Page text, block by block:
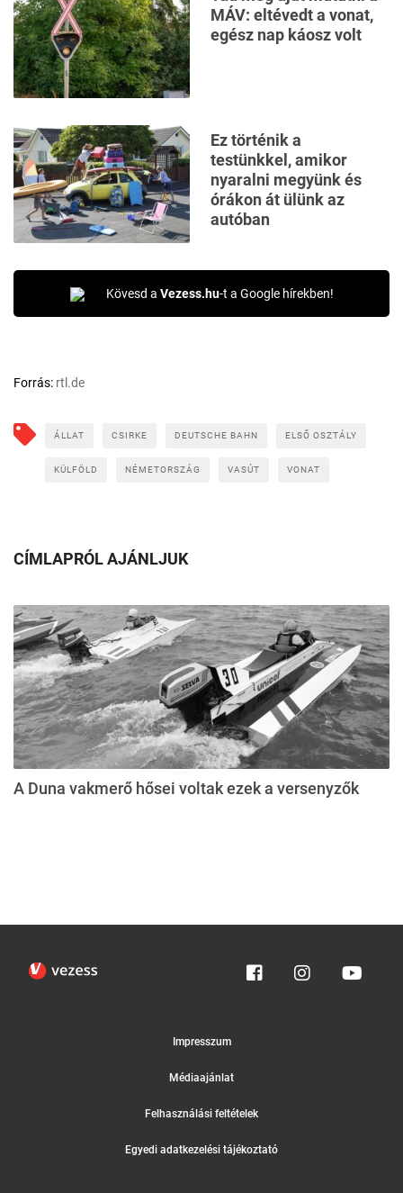
MÁV: eltévedt a vonat,
egész nap káosz volt
Ez történik a
testünkkel, amikor
nyaralni megyünk és
órákon át ülünk az
autóban
Kövesd a Vezess.hu-t a Google hírekben!
Forrás: rtl.de
ÁLLAT CSIRKE DEUTSCHE BAHN ELSŐ OSZTÁLY
KÜLFÖLD NÉMETORSZÁG VASÚT VONAT
CÍMLAPRÓL AJÁNLJUK
A Duna vakmerő hősei voltak ezek a versenyzők
Impresszum
Médiaajánlat
Felhasználási feltételek
Egyedi adatkezelési tájékoztató